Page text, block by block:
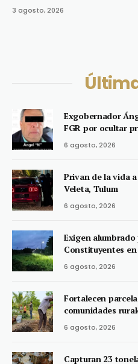
3 agosto, 2026
Exgobernador
FGR por ocultar
6 agosto, 2026
Privan de la vida
Veleta, Tulum
6 agosto, 2026
Exigen
Constituyentes
6 agosto, 2026
Fortalecen
comunidades
6 agosto, 2026
Capturan 23